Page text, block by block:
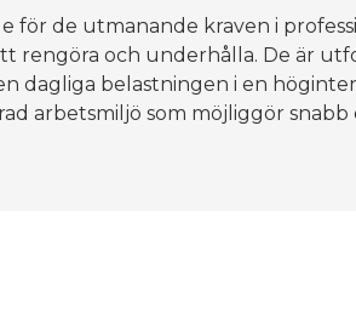
för de utmanande kraven i
rengöra och underhålla. De är
dagliga belastningen i en
arbetsmiljö som möjliggör